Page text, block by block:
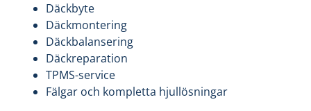
Däckbyte
Däckmontering
Däckbalansering
Däckreparation
TPMS-service
Fälgar och kompletta hjullösningar